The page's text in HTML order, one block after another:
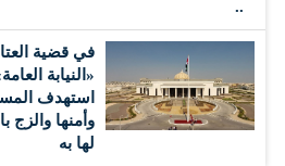
..
في قضية
«النيابة
استهدف
وأمنها
لها به